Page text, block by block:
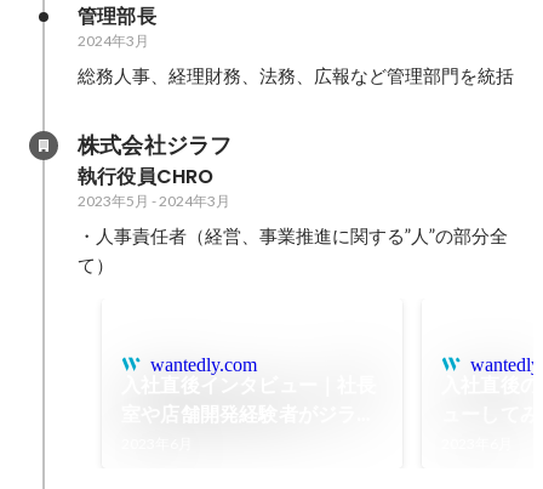
管理部長
2024年3月
総務人事、経理財務、法務、広報など管理部門を統括
株式会社ジラフ
執行役員CHRO
2023年5月 - 2024年3月
・人事責任者（経営、事業推進に関する”人”の部分全
て）
wantedly.com